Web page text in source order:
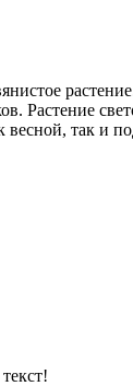
Растение
так и